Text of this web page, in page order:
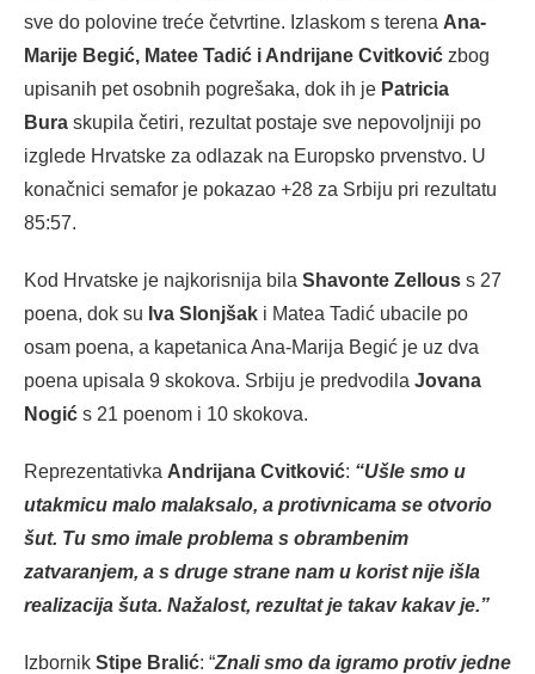
sve do polovine treće četvrtine. Izlaskom s terena Ana-
Marije Begić, Matee Tadić i Andrijane Cvitković zbog
upisanih pet osobnih pogrešaka, dok ih je Patricia
Bura skupila četiri, rezultat postaje sve nepovoljniji po
izglede Hrvatske za odlazak na Europsko prvenstvo. U
konačnici semafor je pokazao +28 za Srbiju pri rezultatu
85:57.
Kod Hrvatske je najkorisnija bila Shavonte Zellous s 27
poena, dok su Iva Slonjšak i Matea Tadić ubacile po
osam poena, a kapetanica Ana-Marija Begić je uz dva
poena upisala 9 skokova. Srbiju je predvodila Jovana
Nogić s 21 poenom i 10 skokova.
Reprezentativka Andrijana Cvitković: “Ušle smo u
utakmicu malo malaksalo, a protivnicama se otvorio
šut. Tu smo imale problema s obrambenim
zatvaranjem, a s druge strane nam u korist nije išla
realizacija šuta. Nažalost, rezultat je takav kakav je.”
Izbornik Stipe Bralić: “Znali smo da igramo protiv jedne